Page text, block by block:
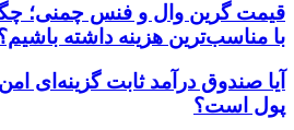
قیمت گرین وال و فنس چمنی؛
با مناسب‌ترین هزینه داشته
آیا صندوق درآمد ثابت گزینه‌ای
پول است؟